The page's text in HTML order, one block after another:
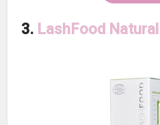
3. LashFood